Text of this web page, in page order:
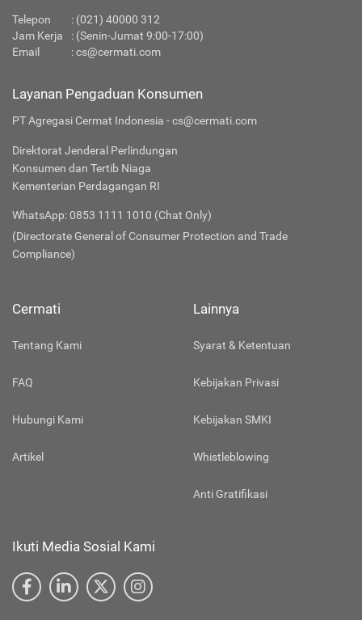
Telepon : (021) 40000 312
Jam Kerja
: (Senin-Jumat 9:00-17:00)
Email
:cs@cermati.com
Layanan Pengaduan Konsumen
PT Agregasi Cermat Indonesia - cs@cermati.com
Direktorat Jenderal Perlindungan
Konsumen dan Tertib Niaga
Kementerian Perdagangan RI
WhatsApp: 0853 1111 1010 (Chat Only)
(Directorate General of Consumer Protection and Trade
Compliance)
Cermati
Tentang Kami
FAQ
Hubungi Kami
Artikel
Lainnya
Syarat & Ketentuan
Kebijakan Privasi
Kebijakan SMKI
Whistleblowing
Anti Gratifikasi
Ikuti Media Sosial Kami